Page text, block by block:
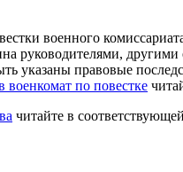
военного
руководителями,
указаны правовые
военкомат по повестке
читайте в